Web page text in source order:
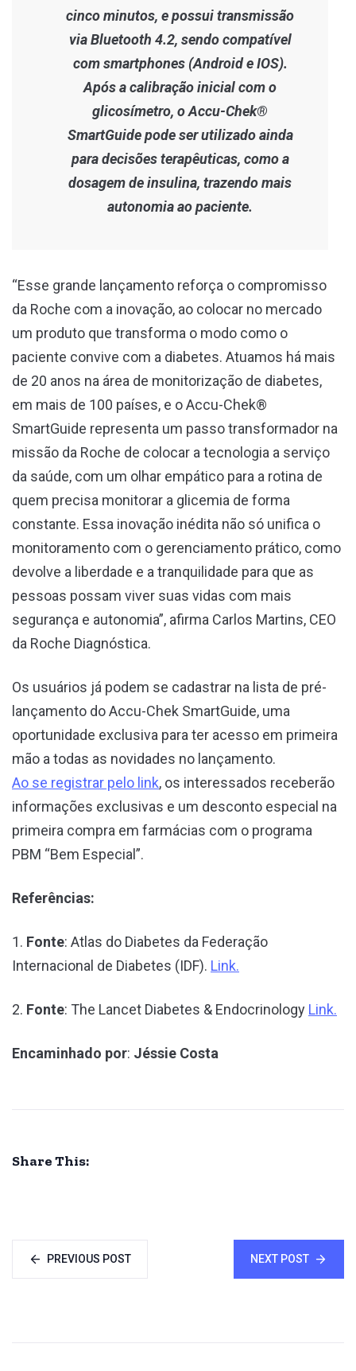
cinco minutos, e possui transmissão
via Bluetooth 4.2, sendo compatível
com smartphones (Android e IOS).
Após a calibração inicial com o
glicosímetro, o Accu-Chek®
SmartGuide pode ser utilizado ainda
para decisões terapêuticas, como a
dosagem de insulina, trazendo mais
autonomia ao paciente.
“Esse grande lançamento reforça o compromisso
da Roche com a inovação, ao colocar no mercado
um produto que transforma o modo como o
paciente convive com a diabetes. Atuamos há mais
de 20 anos na área de monitorização de diabetes,
em mais de 100 países, e o Accu-Chek®
SmartGuide representa um passo transformador na
missão da Roche de colocar a tecnologia a serviço
da saúde, com um olhar empático para a rotina de
quem precisa monitorar a glicemia de forma
constante. Essa inovação inédita não só unifica o
monitoramento com o gerenciamento prático, como
devolve a liberdade e a tranquilidade para que as
pessoas possam viver suas vidas com mais
segurança e autonomia”, afirma Carlos Martins, CEO
da Roche Diagnóstica.
Os usuários já podem se cadastrar na lista de pré-
lançamento do Accu-Chek SmartGuide, uma
oportunidade exclusiva para ter acesso em primeira
mão a todas as novidades no lançamento.
Ao se registrar pelo link, os interessados receberão
informações exclusivas e um desconto especial na
primeira compra em farmácias com o programa
PBM “Bem Especial”.
Referências:
1. Fonte: Atlas do Diabetes da Federação
Internacional de Diabetes (IDF). Link.
2. Fonte: The Lancet Diabetes & Endocrinology Link.
Encaminhado por: Jéssie Costa
Share This:
PREVIOUS POST NEXT POST